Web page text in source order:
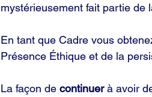
mystérieusement fait partie de
En tant que Cadre vous
Présence Éthique et de la
La façon de continuer à avoir